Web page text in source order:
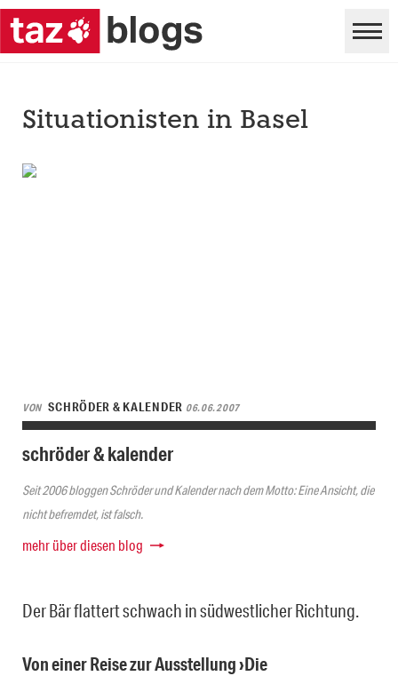
Situationisten in Basel
VON SCHRÖDER & KALENDER 06.06.2007
schröder & kalender
Seit 2006 bloggen Schröder und Kalender nach dem Motto: Eine Ansicht, die
nicht befremdet, ist falsch.
mehr über diesen blog
Der Bär flattert schwach in südwestlicher Richtung.
Von einer Reise zur Ausstellung ›Die